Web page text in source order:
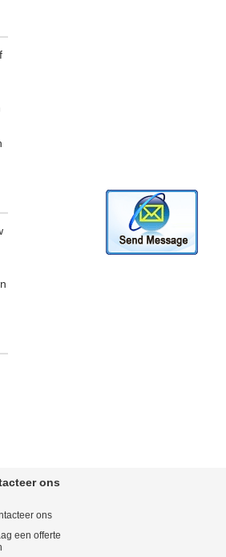
ons
ons
een offerte